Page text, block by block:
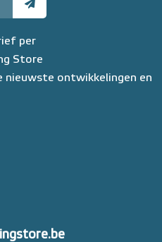
per
Store
nieuwste ontwikkelingen en